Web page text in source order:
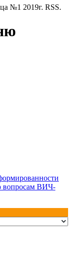
№1 2019г. RSS.
вопросам ВИЧ-